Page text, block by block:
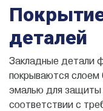
деталей
Закладные детали
покрываются слоем
эмалью для защиты
соответствии с